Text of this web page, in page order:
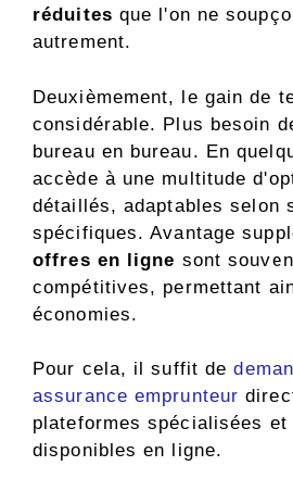
réduites que l'on ne
autrement.
Deuxièmement, le gain de
considérable. Plus besoin
bureau en bureau. En
accède à une multitude
détaillés, adaptables selon
spécifiques. Avantage
offres en ligne sont
compétitives, permettant
économies.
Pour cela, il suffit de
assurance emprunteur
plateformes spécialisées et
disponibles en ligne.